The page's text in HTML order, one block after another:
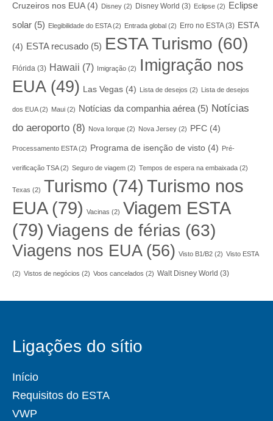
Cruzeiros nos EUA(4) Disney (2) Disney World (3) Eclipse (2)
Eclipse
solar (5) Elegibilidade do ESTA(2) Entrada global (2) Erro no ESTA(3) ESTA
(4) ESTA recusado (5) ESTA Turismo (60)
Flórida (3) Hawaii (7) Imigração (2)
Imigração nos
EUA(49) Las Vegas (4) Lista de desejos (2) Lista de desejos
dos EUA(2) Maui (2) Notícias da companhia aérea(5) Notícias
do aeroporto (8) Nova Iorque (2) Nova Jersey (2) PFC (4)
Processamento ESTA(2) Programa de isenção de visto (4) Pré-
verificação TSA(2) Seguro de viagem (2) Tempos de espera na embaixada (2)
Texas (2) Turismo (74) Turismo nos
EUA(79) Vacinas (2) Viagem ESTA
(79) Viagens de férias (63)
Viagens nos EUA(56) Visto B1/B2 (2) Visto ESTA
(2) Vistos de negócios (2) Voos cancelados (2) Walt Disney World (3)
Ligações do sítio
Início
Requisitos do ESTA
VWP